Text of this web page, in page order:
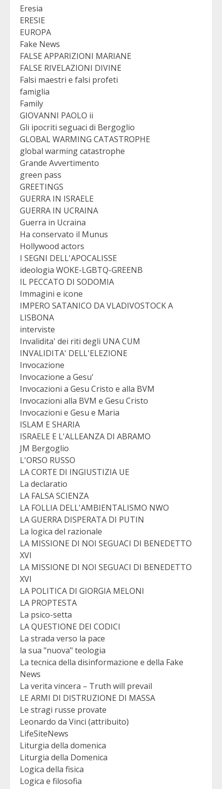
Eresia
ERESIE
EUROPA
Fake News
FALSE APPARIZIONI MARIANE
FALSE RIVELAZIONI DIVINE
Falsi maestri e falsi profeti
famiglia
Family
GIOVANNI PAOLO ii
Gli ipocriti seguaci di Bergoglio
GLOBAL WARMING CATASTROPHE
global warming catastrophe
Grande Avvertimento
green pass
GREETINGS
GUERRA IN ISRAELE
GUERRA IN UCRAINA
Guerra in Ucraina
Ha conservato il Munus
Hollywood actors
I SEGNI DELL'APOCALISSE
ideologia WOKE-LGBTQ-GREENB
IL PECCATO DI SODOMIA
Immagini e icone
IMPERO SATANICO DA VLADIVOSTOCK A
LISBONA
interviste
Invalidita' dei riti degli UNA CUM
INVALIDITA' DELL'ELEZIONE
Invocazione
Invocazione a Gesu'
Invocazioni a Gesu Cristo e alla BVM
Invocazioni alla BVM e Gesu Cristo
Invocazioni e Gesu e Maria
ISLAM E SHARIA
ISRAELE E L'ALLEANZA DI ABRAMO
JM Bergoglio
L'ORSO RUSSO
LA CORTE DI INGIUSTIZIA UE
La declaratio
LA FALSA SCIENZA
LA FOLLIA DELL'AMBIENTALISMO NWO
LA GUERRA DISPERATA DI PUTIN
La logica del razionale
LA MISSIONE DI NOI SEGUACI DI BENEDETTO
XVI
LA MISSIONE DI NOI SEGUACI DI BENEDETTO
XVI
LA POLITICA DI GIORGIA MELONI
LA PROPTESTA
La psico-setta
LA QUESTIONE DEI CODICI
La strada verso la pace
la sua "nuova" teologia
La tecnica della disinformazione e della Fake
News
La verita vincera – Truth will prevail
LE ARMI DI DISTRUZIONE DI MASSA
Le stragi russe provate
Leonardo da Vinci (attribuito)
LifeSiteNews
Liturgia della domenica
Liturgia della Domenica
Logica della fisica
Logica e filosofia